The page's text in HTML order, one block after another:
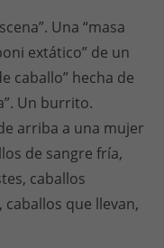
Una “masa
extático” de un
caballo” hecha de
Un burrito.
arriba a una mujer
de sangre fría,
caballos
que llevan,